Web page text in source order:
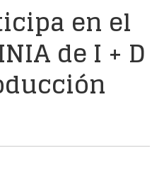
en el
de I + D